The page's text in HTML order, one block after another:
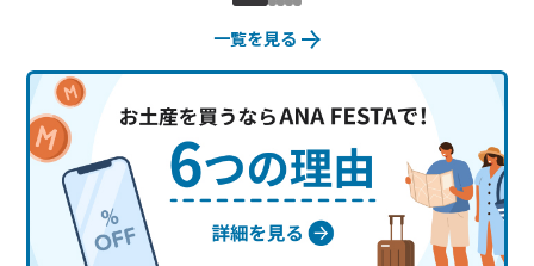
一覧を見る